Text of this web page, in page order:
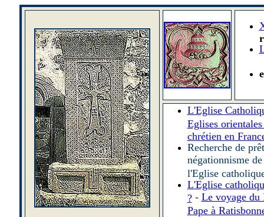
L'Eglise
Eglises
chrétien en
Recherche de
négationnisme
l'Eglise
L'Eglise
?- Le voyage du
Pape à